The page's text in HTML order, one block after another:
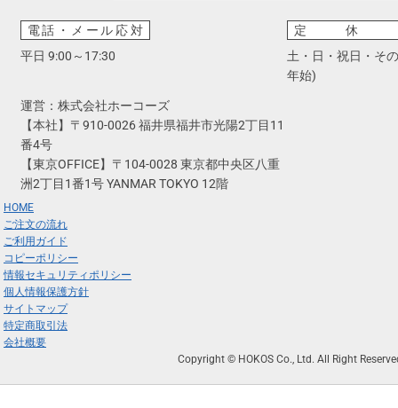
電話・メール応対
平日 9:00～17:30
定休
土・日・祝日・そ
年始)
運営：株式会社ホーコーズ
【本社】〒910-0026 福井県福井市光陽2丁目11
番4号
【東京OFFICE】〒104-0028 東京都中央区八重
洲2丁目1番1号 YANMAR TOKYO 12階
HOME
ご注文の流れ
ご利用ガイド
コピーポリシー
情報セキュリティポリシー
個人情報保護方針
サイトマップ
特定商取引法
会社概要
Copyright © HOKOS Co., Ltd. All Right